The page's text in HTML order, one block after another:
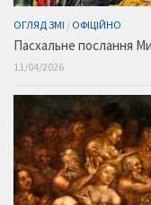
ОГЛЯД ЗМІ / ОФІЦІЙНО
Пасхальне послання
11/04/2026